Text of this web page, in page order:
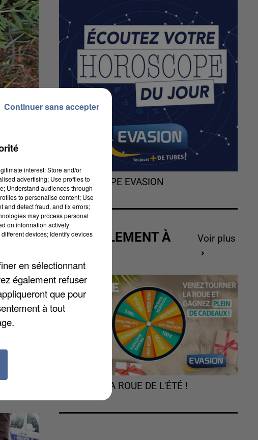
L'HOROSCOPE EVASION
ACTUELLEMENT À
Voir plus
TOURNEZ LA ROUE DE L'ÉTÉ !
interest: Store and/or
advertising; Use profiles to
Understand audiences through
to personalise content; Use
and detect fraud, and fix errors;
may process personal
on information actively
devices; Identify devices
en sélectionnant
également refuser
que pour
à tout
Continuer sans accepter